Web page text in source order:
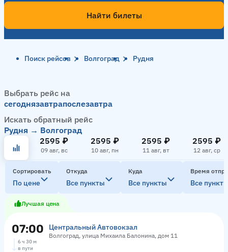
Найти билеты
Поиск рейсов Волгоград Рудня
Выбрать рейс на
сегоднязавтрапослезавтра
Искать обратный рейс
Рудня → Волгоград
2595 ₽
09 авг, вс
2595 ₽
10 авг, пн
2595 ₽
11 авг, вт
2595 ₽
12 авг, ср
Сортировать
По цене
Откуда
Все пункты
Куда
Все пункты
Время
Все
Лучшая цена
07:00 Центральный Автовокзал
Волгоград, улица Михаила Балонина, дом 11
6 ч 30 м
в пути